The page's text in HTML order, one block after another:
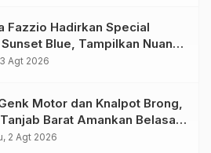
Fazzio Hadirkan Special
Blue, Tampilkan Nuansa
yang Semakin Skena
Agt 2026
Motor dan Knalpot Brong,
Barat Amankan Belasan
2 Agt 2026